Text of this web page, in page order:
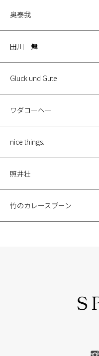
奥泰我
田川 舞
Gluck und Gute
ワダコーヘー
nice things.
照井壮
竹のカレースプーン